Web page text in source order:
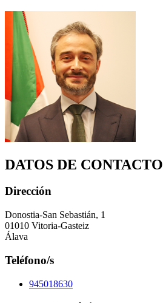
DATOS DE CONTACTO
Dirección
Donostia-San Sebastián, 1
01010 Vitoria-Gasteiz
Álava
Teléfono/s
945018630